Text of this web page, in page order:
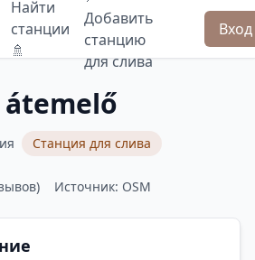
Найти
станции
🚿
Добавить
станцию
для слива
Вход
átemelő
Станция для слива
Источник: OSM